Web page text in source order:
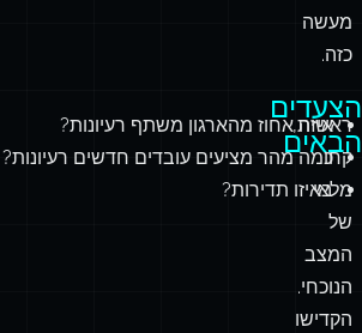
מעשה
כזה.
הצעדים
הבאים
ראשית,
קחו
מלאי
של
המצב
הנוכחי.
הקדישו
איזה אחוז מהארגון משתף רעיונות?
כמה מהר מציעים עובדים חדשים רעיונות?
באיזו תדירות?